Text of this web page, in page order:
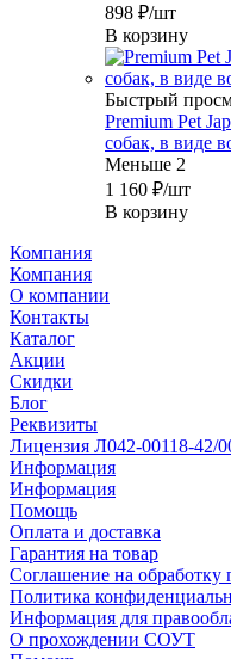
898 ₽/шт
В корзину
Быстрый
Premium Pet
собак, в виде
Меньше 2
1 160 ₽/шт
В корзину
Компания
Компания
О компании
Контакты
Каталог
Акции
Скидки
Блог
Реквизиты
Лицензия Л042-00118-42/
Информация
Информация
Помощь
Оплата и доставка
Гарантия на товар
Соглашение на
Политика
Информация для
О прохождении СОУТ